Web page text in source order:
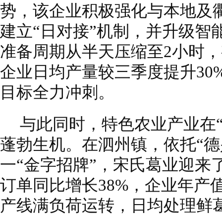
势，该企业积极强化与本地及
建立“日对接”机制，并升级智
准备周期从半天压缩至2小时
企业日均产量较三季度提升
目标全力冲刺。
与此同时，特色农业产业
蓬勃生机。在泗州镇，依托“
一“金字招牌”，宋氏葛业迎来
订单同比增长38%，企业年产
产线满负荷运转，日均处理鲜